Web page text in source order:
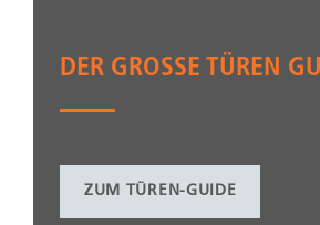
DER GROSSE TÜREN
ZUM TÜREN-GUIDE